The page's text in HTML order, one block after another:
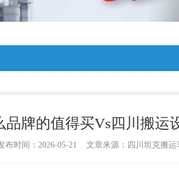
品牌的值得买Vs四川搬运
布时间：2026-05-21 文章来源：四川坦克搬运